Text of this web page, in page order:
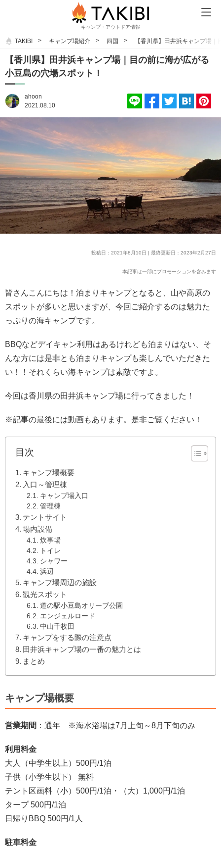
キャンプ・アウトドア情報
TAKIBI キャンプ場紹介 四国 【香川県】田井浜キャンプ場
【香川県】田井浜キャンプ場｜目の前に海が広がる
小豆島の穴場スポット！
ahoon
2021.08.10
投稿日：2021年8月10日 | 最終更新日：2023年2月27日
本記事は一部にプロモーションを含みます
皆さんこんにちは！泊まりキャンプとなると、山や高原の
スポットが多いと思いますが、今回ご紹介するのは魅力た
っぷりの海キャンプです。
BBQなどデイキャン利用はあるけれども泊まりはない、そ
んな方には是非とも泊まりキャンプも楽しんでいただきた
い！！それくらい海キャンプは素敵ですよ。
今回は香川県の田井浜キャンプ場に行ってきました！
※記事の最後には動画もあります。是非ご覧ください！
目次
キャンプ場概要
入口～管理棟
キャンプ場入口
管理棟
テントサイト
場内設備
炊事場
トイレ
シャワー
浜辺
キャンプ場周辺の施設
観光スポット
道の駅小豆島オリーブ公園
エンジェルロード
中山千枚田
キャンプをする際の注意点
田井浜キャンプ場の一番の魅力とは
まとめ
キャンプ場概要
営業期間 ：通年 ※海水浴場は7月上旬～8月下旬のみ
利用料金
大人（中学生以上）500円/1泊
子供（小学生以下） 無料
テント区画料（小）500円/1泊・（大）1,000円/1泊
タープ 500円/1泊
日帰りBBQ 500円/1人
駐車料金